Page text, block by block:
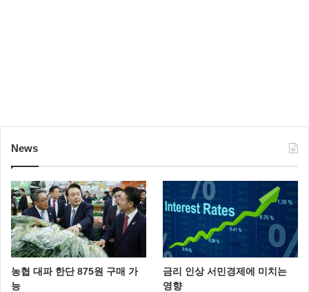
News
농협 대파 한단 875원 구매 가
능
금리 인상 서민경제에 미치는
영향